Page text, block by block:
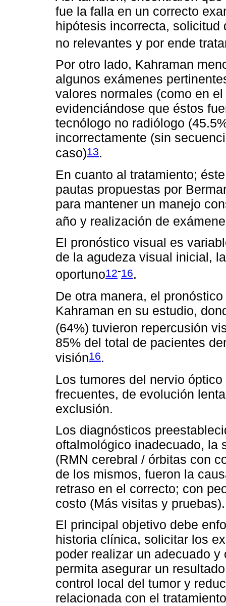
fue la falla en un correcto
hipótesis incorrecta,
no relevantes y por ende
Por otro lado, Kahraman
algunos exámenes
valores normales (como en
evidenciándose que éstos
tecnólogo no radiólogo
incorrectamente (sin
caso)13.
En cuanto al tratamiento;
pautas propuestas por
para mantener un manejo
año y realización de
El pronóstico visual es
de la agudeza visual inicial,
oportuno12-16.
De otra manera, el
Kahraman en su estudio,
(64%) tuvieron repercusión
85% del total de pacientes
visión16.
Los tumores del nervio
frecuentes, de evolución
exclusión.
Los diagnósticos
oftalmológico inadecuado, la
(RMN cerebral / órbitas con
de los mismos, fueron la
retraso en el correcto; con
costo (Más visitas y pruebas).
El principal objetivo debe
historia clínica, solicitar los
poder realizar un adecuado
permita asegurar un
control local del tumor y
relacionada con el